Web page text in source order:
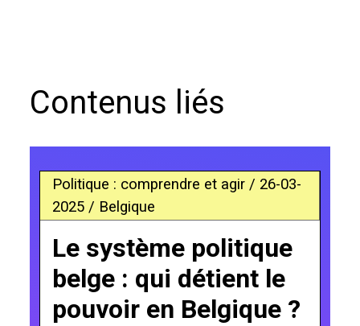
Contenus liés
Politique : comprendre et agir / 26-03-
2025 / Belgique
Le système politique
belge : qui détient le
pouvoir en Belgique ?